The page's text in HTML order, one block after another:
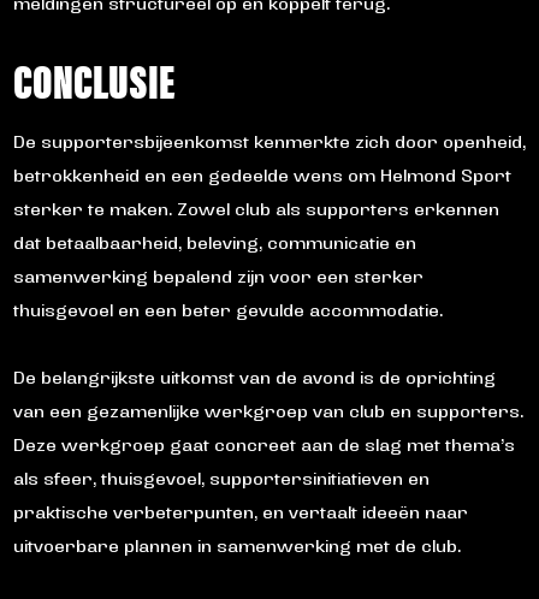
meldingen structureel op en koppelt terug.
CONCLUSIE
De supportersbijeenkomst kenmerkte zich door openheid,
betrokkenheid en een gedeelde wens om Helmond Sport
sterker te maken. Zowel club als supporters erkennen
dat betaalbaarheid, beleving, communicatie en
samenwerking bepalend zijn voor een sterker
thuisgevoel en een beter gevulde accommodatie.
De belangrijkste uitkomst van de avond is de oprichting
van een gezamenlijke werkgroep van club en supporters.
Deze werkgroep gaat concreet aan de slag met thema’s
als sfeer, thuisgevoel, supportersinitiatieven en
praktische verbeterpunten, en vertaalt ideeën naar
uitvoerbare plannen in samenwerking met de club.